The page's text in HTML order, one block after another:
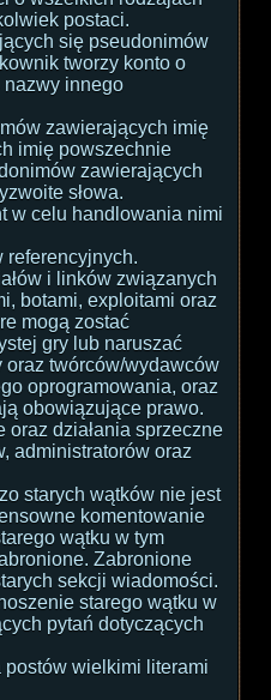
postaci.
się pseudonimów
tworzy konto o
innego
zawierających imię
imię powszechnie
zawierających
słowa.
w celu handlowania nimi
referencyjnych.
i linków związanych
botami, exploitami oraz
mogą zostać
gry lub naruszać
oraz twórców/wydawców
oprogramowania, oraz
obowiązujące prawo.
oraz działania sprzeczne
administratorów oraz
starych wątków nie jest
komentowanie
wątku w tym
Zabronione
sekcji wiadomości.
starego wątku w
pytań dotyczących
wielkimi literami